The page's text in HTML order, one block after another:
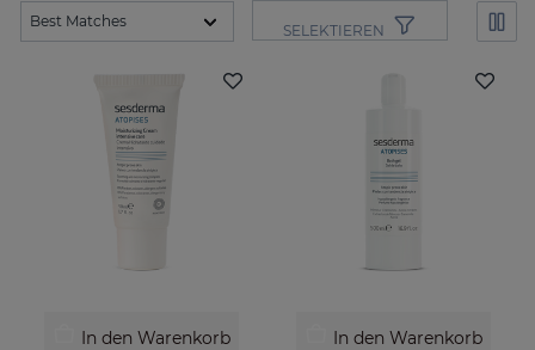
SELEKTIEREN
In den Warenkorb In den Warenkorb